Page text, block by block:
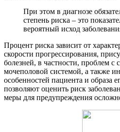
При этом в диагнозе
степень риска – это
вероятный исход
Процент риска зависит от
скорости прогрессирования,
болезней, в частности, проблем с
мочеполовой системой, а также
особенностей пациента и образа
позволяют оценить риск
меры для предупреждения